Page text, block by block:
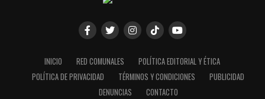
INICIO RED COMUNALES
POLÍTICA EDITORIAL Y ÉTICA
POLÍTICA DE PRIVACIDAD
TÉRMINOS Y CONDICIONES
PUBLICIDAD
DENUNCIAS
CONTACTO